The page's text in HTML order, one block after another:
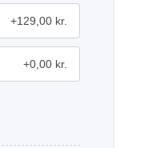
+129,00 kr.
+0,00 kr.